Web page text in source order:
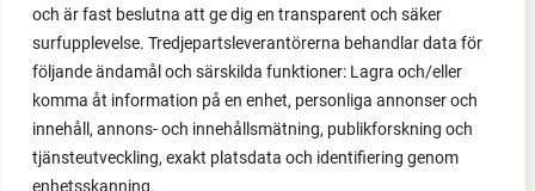
och är fast beslutna att ge dig en transparent och säker
surfupplevelse. Tredjepartsleverantörerna behandlar data för
följande ändamål och särskilda funktioner: Lagra och/eller
komma åt information på en enhet, personliga annonser och
innehåll, annons- och innehållsmätning, publikforskning och
tjänsteutveckling, exakt platsdata och identifiering genom
enhetsskanning.
FACEBOOK
YOUTUBE
INSTAGRAM